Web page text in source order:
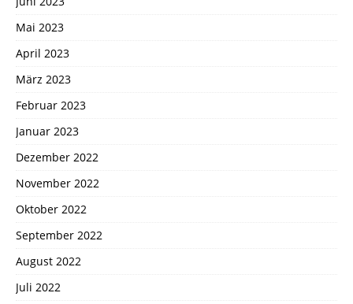
Mai 2023
April 2023
März 2023
Februar 2023
Januar 2023
Dezember 2022
November 2022
Oktober 2022
September 2022
August 2022
Juli 2022